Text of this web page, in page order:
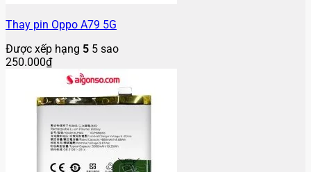
Thay pin Oppo A79 5G
Được xếp hạng 5 5 sao
250.000₫